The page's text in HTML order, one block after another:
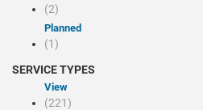
(2)
Planned
(1)
SERVICE TYPES
view
(221)